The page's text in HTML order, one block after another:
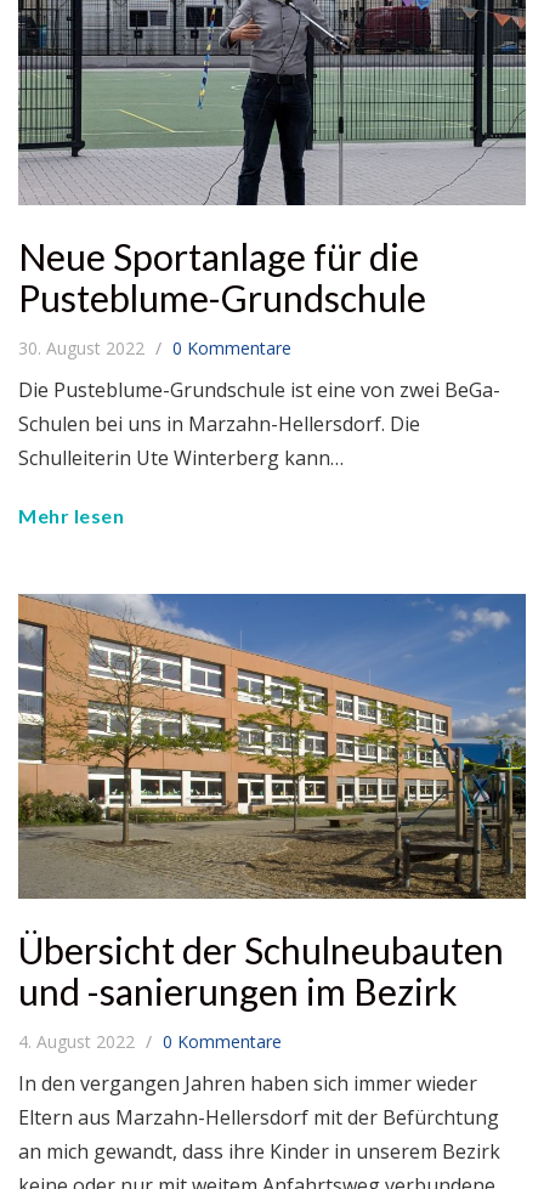
Neue Sportanlage für die
Pusteblume-Grundschule
30. August 2022 0 Kommentare
Die Pusteblume-Grundschule ist eine von zwei BeGa-
Schulen bei uns in Marzahn-Hellersdorf. Die
Schulleiterin Ute Winterberg kann…
Mehr lesen
Übersicht der Schulneubauten
und -sanierungen im Bezirk
4. August 2022 0 Kommentare
In den vergangen Jahren haben sich immer wieder
Eltern aus Marzahn-Hellersdorf mit der Befürchtung
an mich gewandt, dass ihre Kinder in unserem Bezirk